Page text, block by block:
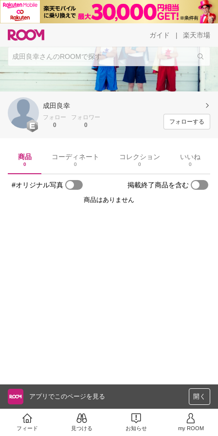
ガイド 楽天市場
成田良幸
フォロー
0
フォロワー
0
フォローする
商品
0
コーディネート
0
コレクション
0
いいね
0
#オリジナル写真 掲載終了商品を含む
商品はありません
アプリでこのページを見る 開く
フィード 見つける お知らせ my ROOM